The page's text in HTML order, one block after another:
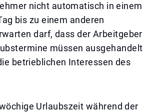
nicht automatisch in einem
bis zu einem anderen
darf, dass der Arbeitgeber
müssen ausgehandelt
betrieblichen Interessen des
Urlaubszeit während der